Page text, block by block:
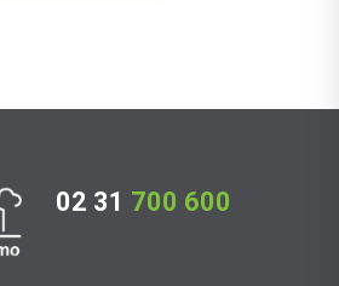
02 31 700 600